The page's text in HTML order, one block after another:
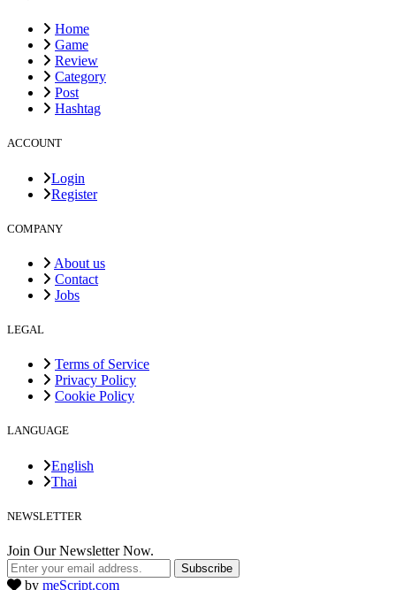
Home
Game
Review
Category
Post
Hashtag
ACCOUNT
Login
Register
COMPANY
About us
Contact
Jobs
LEGAL
Terms of Service
Privacy Policy
Cookie Policy
LANGUAGE
English
Thai
NEWSLETTER
Join Our Newsletter Now.
Subscribe
by meScript.com